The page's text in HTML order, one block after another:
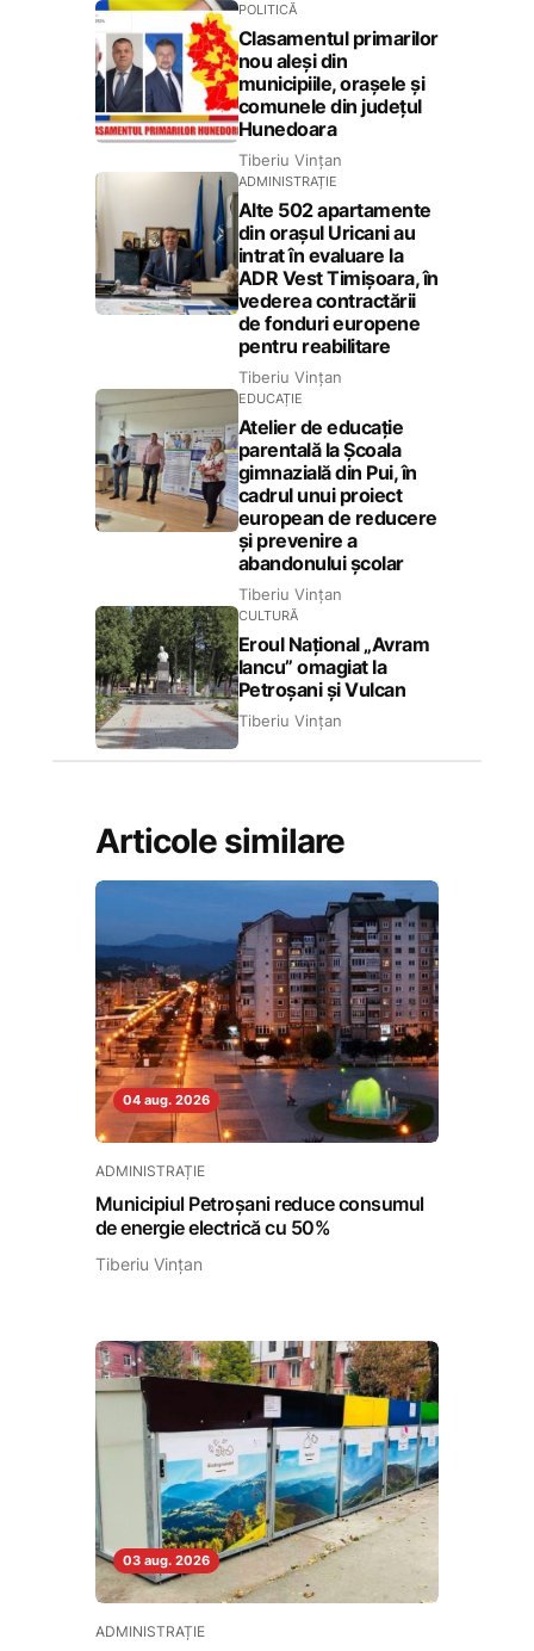
POLITICĂ
Clasamentul primarilor
nou aleși din
municipiile, orașele și
comunele din județul
Hunedoara
Tiberiu Vințan
ADMINISTRAȚIE
Alte 502 apartamente
din orașul Uricani au
intrat în evaluare la
ADR Vest Timișoara, în
vederea contractării
de fonduri europene
pentru reabilitare
Tiberiu Vințan
EDUCAȚIE
Atelier de educație
parentală la Școala
gimnazială din Pui, în
cadrul unui proiect
european de reducere
și prevenire a
abandonului școlar
Tiberiu Vințan
CULTURĂ
Eroul Național „Avram
Iancu” omagiat la
Petroșani și Vulcan
Tiberiu Vințan
Articole similare
04 aug. 2026
ADMINISTRAȚIE
Municipiul Petroșani reduce consumul
de energie electrică cu 50%
Tiberiu Vințan
03 aug. 2026
ADMINISTRAȚIE